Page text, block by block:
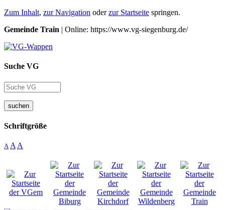
Zum Inhalt, zur Navigation oderzur Startseite springen.
Gemeinde Train | Online: https://www.vg-siegenburg.de/
Suche VG
suchen
Schriftgröße
A A A